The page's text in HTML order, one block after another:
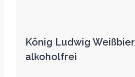
König Ludwig Weißbier
alkoholfrei